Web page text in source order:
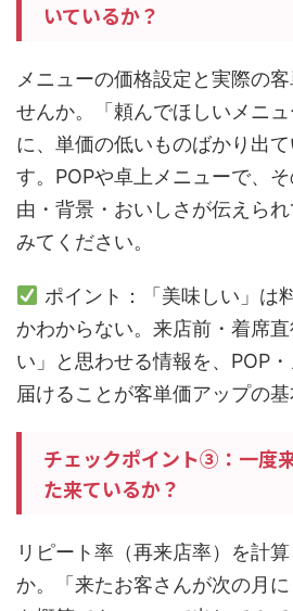
いているか？
メニューの価格設定と実際の
せんか。「頼んでほしいメニ
に、単価の低いものばかり出
す。POPや卓上メニューで、
由・背景・おいしさが伝えら
みてください。
ポイント：「美味しい」は
かわからない。来店前・着席
い」と思わせる情報を、POP
届けることが客単価アップの基
チェックポイント③：一度
た来ているか？
リピート率（再来店率）を計
か。「来たお客さんが次の月に